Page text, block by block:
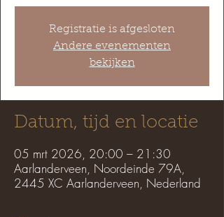
Registratie is afgesloten
Andere evenementen
bekijken
Datum, tijd en locatie
05 mrt 2026, 20:00 – 21:30
Aarlanderveen, Noordeinde 79A,
2445 XC Aarlanderveen, Nederland